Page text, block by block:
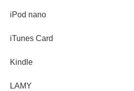
iPod nano
iTunes Card
Kindle
LAMY